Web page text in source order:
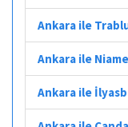
Ankara ile
Ankara ile
Ankara ile